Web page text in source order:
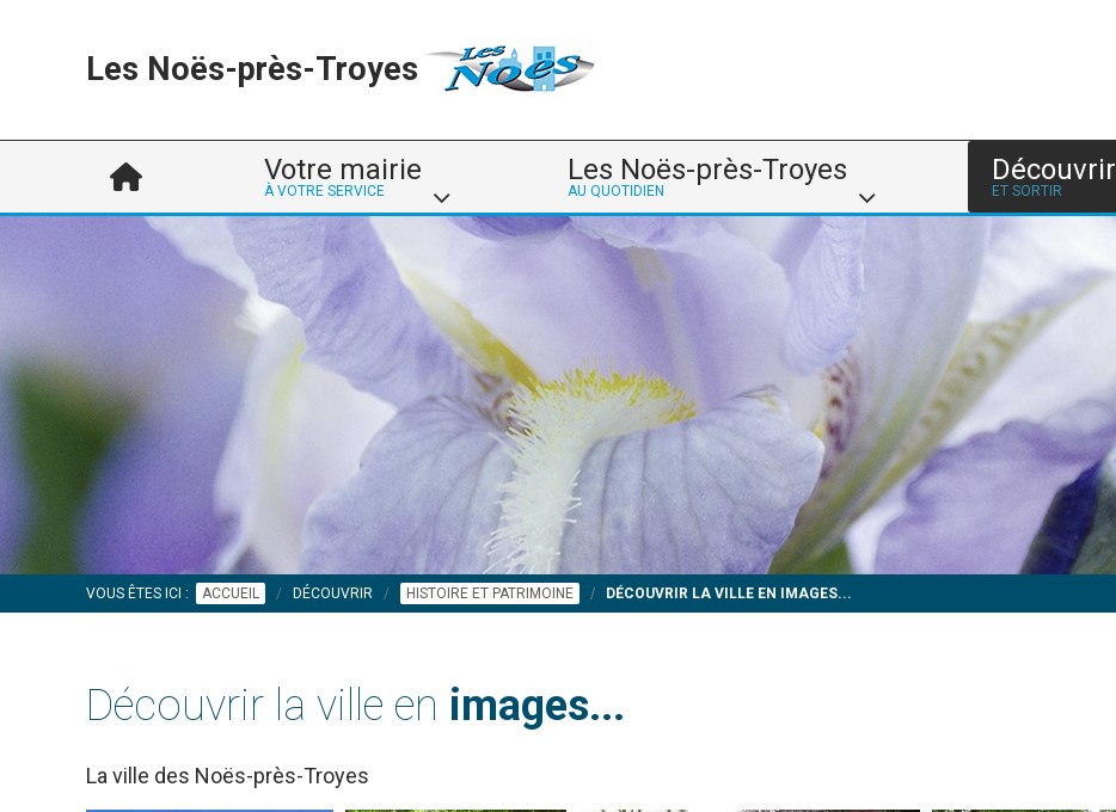
Les Noës-près-Troyes
Votre mairie
À VOTRE SERVICE
Les Noës-près-Troyes
AU QUOTIDIEN
Découvrir
ET SORTIR
VOUS ÊTES ICI : ACCUEIL DÉCOUVRIR HISTOIRE ET PATRIMOINE DÉCOUVRIR LA VILLE EN IMAGES...
Découvrir la ville en images...
La ville des Noës-près-Troyes